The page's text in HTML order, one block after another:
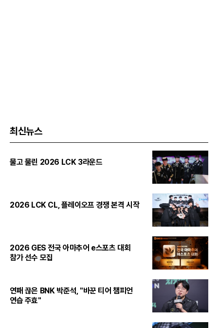
최신뉴스
물고 물린 2026 LCK 3라운드
2026 LCK CL, 플레이오프 경쟁 본격 시작
2026 GES 전국 아마추어 e스포츠 대회
참가 선수 모집
연패 끊은 BNK 박준석, "바꾼 티어 챔피언
연습 주효"